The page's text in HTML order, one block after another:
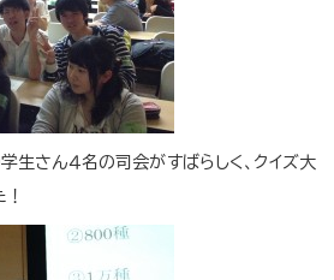
生さん４名の司会がすばらしく、クイズ大